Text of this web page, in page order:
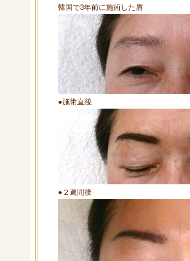
韓国で3年前に施術した眉
●施術直後
●２週間後